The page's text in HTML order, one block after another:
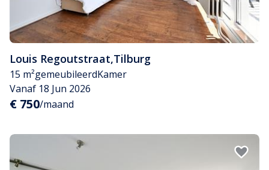
Louis Regoutstraat,Tilburg
15 m²gemeubileerdKamer
Vanaf 18 Jun 2026
€ 750/maand